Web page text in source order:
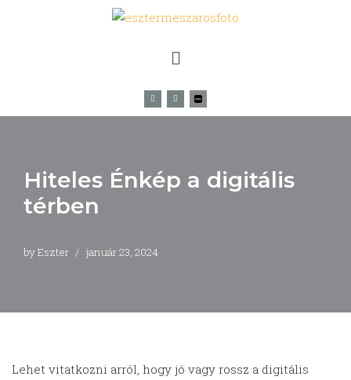
Hiteles Énkép a digitális
térben
byEszter január 23, 2024
Lehet vitatkozni arról, hogy jó vagy rossz a digitális